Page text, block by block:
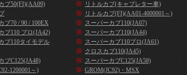
ブ50(FI)(AA09)
リトルカブ(キャブレター車)
リトルカブ(FI)(AA01-4000001～)
ブ70 / 90 / 100EX
スーパーカブ110(JA07)
ブ110 プロ(JA42)
スーパーカブ110(JA44)
ブ110タイモデル
スーパーカブ110プロ(JA61)
クロスカブ110(JA45)
ブC125(JA48)
スーパーカブC125(JA58)
1200001～)
GROM(JC92)・MSX